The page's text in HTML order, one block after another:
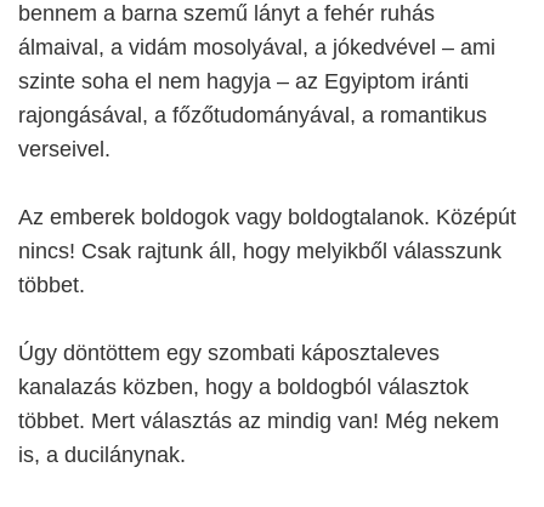
bennem a barna szemű lányt a fehér ruhás
álmaival, a vidám mosolyával, a jókedvével – ami
szinte soha el nem hagyja – az Egyiptom iránti
rajongásával, a főzőtudományával, a romantikus
verseivel.
Az emberek boldogok vagy boldogtalanok. Középút
nincs! Csak rajtunk áll, hogy melyikből válasszunk
többet.
Úgy döntöttem egy szombati káposztaleves
kanalazás közben, hogy a boldogból választok
többet. Mert választás az mindig van! Még nekem
is, a ducilánynak.